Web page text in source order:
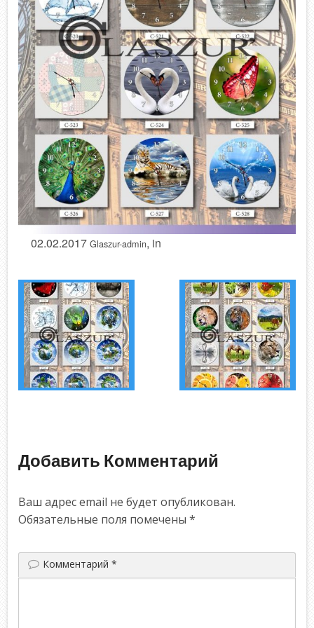
02.02.2017 Glaszur-admin, in
Добавить Комментарий
Ваш адрес email не будет опубликован.
Обязательные поля помечены*
Комментарий*